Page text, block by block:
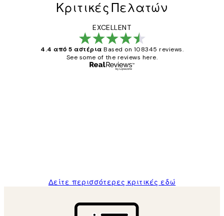
Κριτικές Πελατών
EXCELLENT
4.4 από 5 αστέρια Based on 108345 reviews.
See some of the reviews here.
Δείτε περισσότερες κριτικές εδώ